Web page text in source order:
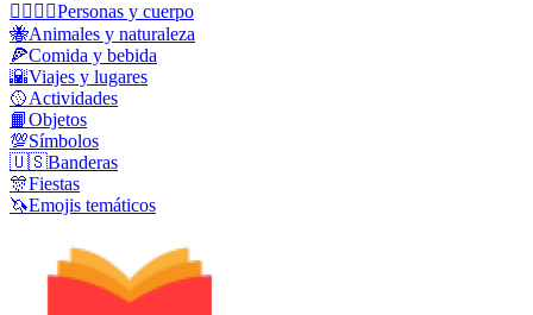
👩‍❤️‍💋‍👨Personas y cuerpo
🐝Animales y naturaleza
🍕Comida y bebida
🌇Viajes y lugares
🥎Actividades
📙Objetos
💯Símbolos
🇺🇸Banderas
🎊Fiestas
🦄Emojis temáticos